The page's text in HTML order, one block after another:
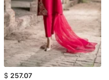
$ 257.07